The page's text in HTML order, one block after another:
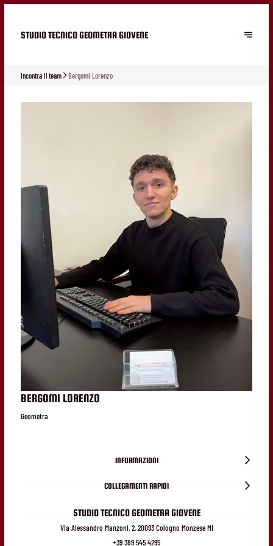
STUDIO TECNICO GEOMETRA GIOVENE
Incontra il team Bergomi Lorenzo
BERGOMI LORENZO
Geometra
STUDIO TECNICO GEOMETRA GIOVENE
INFORMAZIONI
COLLEGAMENTI RAPIDI
Via Alessandro Manzoni, 2, 20093 Cologno Monzese MI
+39 389 545 4295